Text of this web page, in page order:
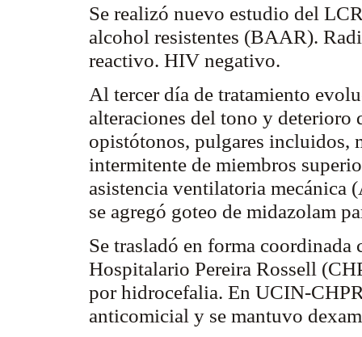
Se realizó nuevo estudio del
alcohol resistentes (BAAR).
reactivo. HIV negativo.
Al tercer día de tratamiento
alteraciones del tono y deterioro
opistótonos, pulgares incluidos,
intermitente de miembros
asistencia ventilatoria mecánica
se agregó goteo de midazolam
Se trasladó en forma
Hospitalario Pereira Rossell
por hidrocefalia. En UCIN-
anticomicial y se mantuvo